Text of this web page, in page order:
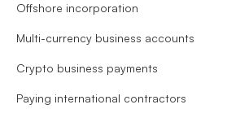
Offshore incorporation
Multi-currency business accounts
Crypto business payments
Paying international contractors